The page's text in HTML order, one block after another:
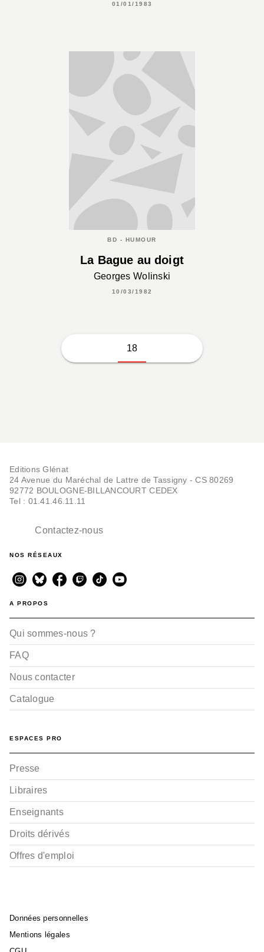
01/01/1983
BD - HUMOUR
La Bague au doigt
Georges Wolinski
10/03/1982
18
Editions Glénat
24 Avenue du Maréchal de Lattre de Tassigny - CS 80269
92772 BOULOGNE-BILLANCOURT CEDEX
Tel : 01.41.46.11.11
Contactez-nous
NOS RÉSEAUX
A PROPOS
Qui sommes-nous ?
FAQ
Nous contacter
Catalogue
ESPACES PRO
Presse
Libraires
Enseignants
Droits dérivés
Offres d'emploi
Données personnelles
Mentions légales